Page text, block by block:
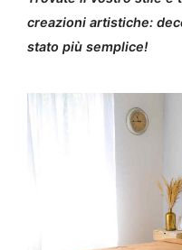
creazioni artistiche:
stato più semplice!